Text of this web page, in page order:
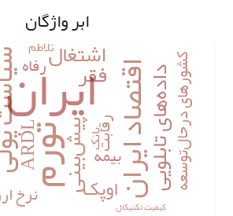
ابر واژگان
ایران
تورم اقتصاد ایرانداده‌های تابلویی
اشتغال
پیش‌بینی
فقر
ARDL
اوپک
بیمه کشورهای درحال‌توسعه رقابت
نرخ
رفاه
تلاطم
بانک
کیفیت تکنیکال